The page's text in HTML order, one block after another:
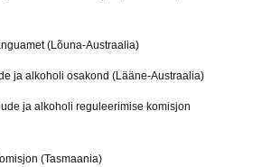
(Lõuna-Austraalia)
ja alkoholi osakond (Lääne-Austraalia)
ja alkoholi reguleerimise komisjon
(Tasmaania)